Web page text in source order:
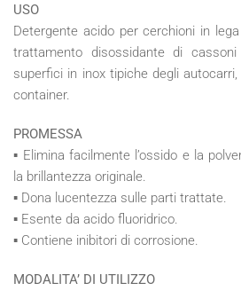
USO
Detergente acido per cerchioni in
trattamento disossidante di
superfici in inox tipiche degli
container.
PROMESSA
▪ Elimina facilmente l’ossido e la
la brillantezza originale.
▪ Dona lucentezza sulle parti trattate.
▪ Esente da acido fluoridrico.
▪ Contiene inibitori di corrosione.
MODALITA’ DI UTILIZZO